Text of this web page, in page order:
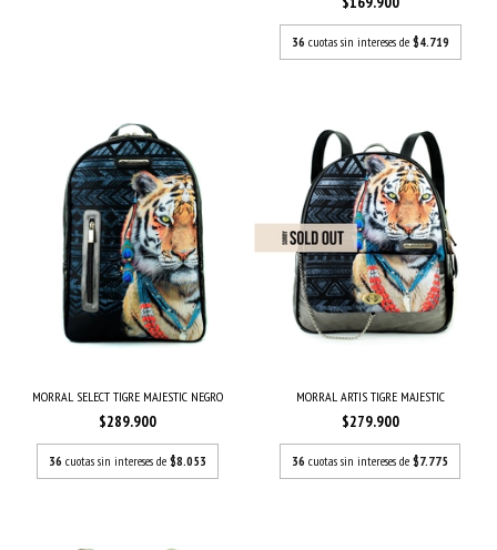
36 cuotas sin intereses de $4.719
MORRAL SELECT TIGRE MAJESTIC NEGRO
$289.900
36 cuotas sin intereses de $8.053
MORRAL ARTIS TIGRE MAJESTIC
$279.900
36 cuotas sin intereses de $7.775